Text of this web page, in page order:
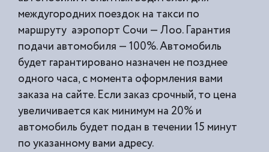
междугородних поездок на такси по
маршруту аэропорт Сочи — Лоо. Гарантия
подачи автомобиля — 100%. Автомобиль
будет гарантировано назначен не позднее
одного часа, с момента оформления вами
заказа на сайте. Если заказ срочный, то цена
увеличивается как минимум на 20% и
автомобиль будет подан в течении 15 минут
по указанному вами адресу.